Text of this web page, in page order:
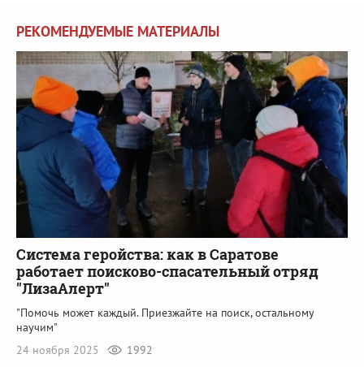
РЕКОМЕНДУЕМЫЕ МАТЕРИАЛЫ
Система геройства: как в Саратове
работает поисково-спасательный отряд
"ЛизаАлерт"
"Помочь может каждый. Приезжайте на поиск, остальному
научим"
24 ноября 2025
1992